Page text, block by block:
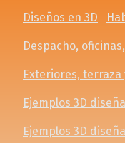
Diseños en 3D
Despacho,
Exteriores,
Ejemplos 3D
Ejemplos 3D